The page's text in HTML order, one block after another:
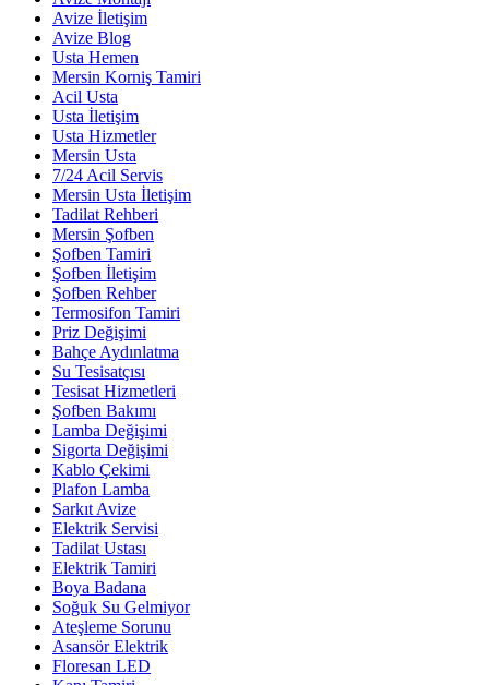
Avize İletişim
Avize Blog
Usta Hemen
Mersin Korniş Tamiri
Acil Usta
Usta İletişim
Usta Hizmetler
Mersin Usta
7/24 Acil Servis
Mersin Usta İletişim
Tadilat Rehberi
Mersin Şofben
Şofben Tamiri
Şofben İletişim
Şofben Rehber
Termosifon Tamiri
Priz Değişimi
Bahçe Aydınlatma
Su Tesisatçısı
Tesisat Hizmetleri
Şofben Bakımı
Lamba Değişimi
Sigorta Değişimi
Kablo Çekimi
Plafon Lamba
Sarkıt Avize
Elektrik Servisi
Tadilat Ustası
Elektrik Tamiri
Boya Badana
Soğuk Su Gelmiyor
Ateşleme Sorunu
Asansör Elektrik
Floresan LED